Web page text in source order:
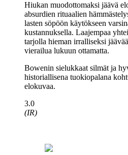
Hiukan muodottomaksi jäävä
absurdien rituaalien
lasten söpöön käytökseen
kustannuksella. Laajempaa
tarjolla hieman irralliseksi
vierailua lukuun ottamatta.
Bowenin sielukkaat silmät ja
historiallisena tuokiopalana
elokuvaa.
3.0
(IR)